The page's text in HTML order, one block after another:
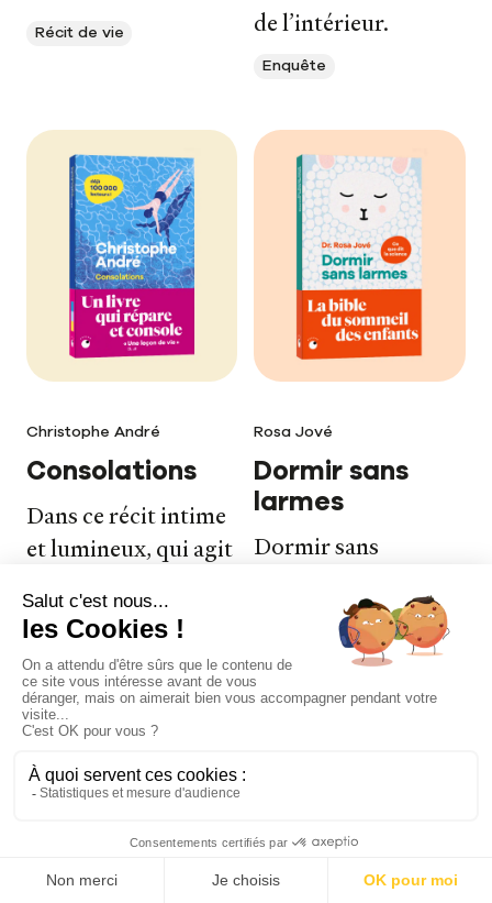
Récit de vie
de l’intérieur.
Enquête
Christophe André
Consolations
Dans ce récit intime
et lumineux, qui agit
sur nos blessures,
Christophe André
nous donne des clés
pour retrouver le
chemin de la vie.
Psychologie
Rosa Jové
Dormir sans
larmes
Dormir sans
approche
totalement nouvelle
du sommeil des
enfants, basée sur les
Éducation